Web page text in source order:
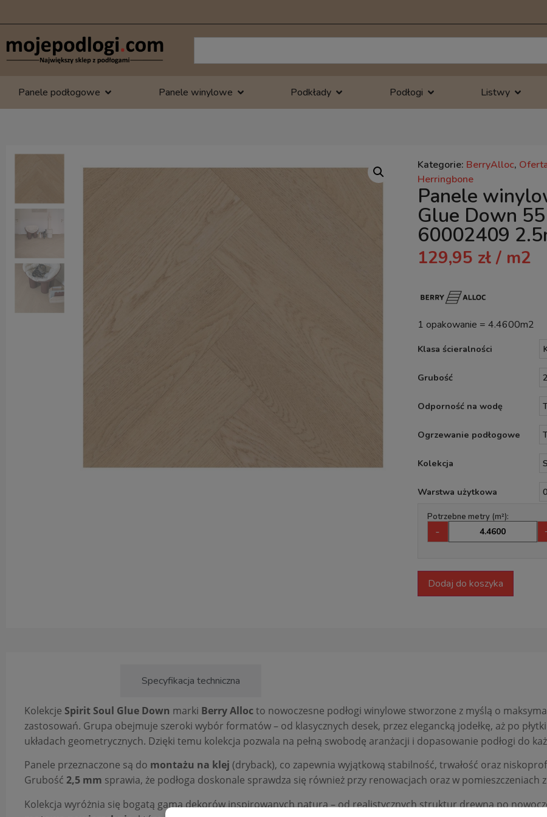
Panele podłogowe Panele winylowe Podkłady Podłogi Listwy
Kategorie: BerryAlloc,
Herringbone
Panele
Glue Down
60002409
129,95 zł/ m2
1 opakowanie = 4.4600m2
Klasa ścieralności
Grubość
Odporność na wodę
Ogrzewanie podłogowe
Kolekcja
Warstwa użytkowa
Potrzebne metry (m²):
-
Dodaj do koszyka
Specyfikacja techniczna
Kolekcje Spirit Soul Glue Down marki Berry Allocto nowoczesne podłogi winylowe stworzone z myślą o
zastosowań. Grupa obejmuje szeroki wybór formatów – od klasycznych desek, przez elegancką jodełkę, aż po
układach geometrycznych. Dzięki temu kolekcja pozwala na pełną swobodę aranżacji i dopasowanie podłogi do
Panele przeznaczone są do montażu na klej (dryback), co zapewnia wyjątkową stabilność, trwałość oraz
Grubość 2,5 mm sprawia, że podłoga doskonale sprawdza się również przy renowacjach oraz w pomieszczeniach
Kolekcja wyróżnia się bogatą gamą dekorów inspirowanych naturą – od realistycznych struktur drewna po